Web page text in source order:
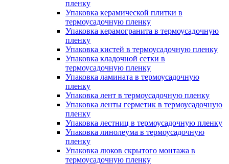
пленку
Упаковка керамической плитки в
термоусадочную пленку
Упаковка керамогранита в термоусадочную
пленку
Упаковка кистей в термоусадочную пленку
Упаковка кладочной сетки в
термоусадочную пленку
Упаковка ламината в термоусадочную
пленку
Упаковка лент в термоусадочную пленку
Упаковка ленты герметик в термоусадочную
пленку
Упаковка лестниц в термоусадочную пленку
Упаковка линолеума в термоусадочную
пленку
Упаковка люков скрытого монтажа в
термоусадочную пленку